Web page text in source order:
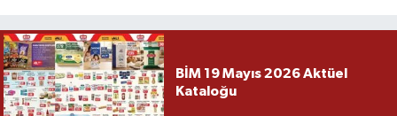
BİM 19 Mayıs 2026 Aktüel
Kataloğu